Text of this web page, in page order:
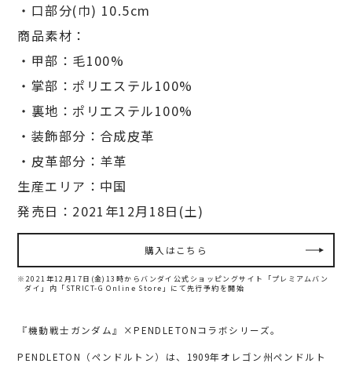
・口部分(巾) 10.5cm
商品素材：
・甲部：毛100%
・掌部：ポリエステル100%
・裏地：ポリエステル100%
・装飾部分：合成皮革
・皮革部分：羊革
生産エリア：中国
発売日：2021年12月18日(土)
購入はこちら
※2021年12月17日(金)13時からバンダイ公式ショッピングサイト「プレミアムバン
ダイ」内 「STRICT-G Online Store」にて先行予約を開始
『機動戦士ガンダム』×PENDLETONコラボシリーズ。
PENDLETON（ペンドルトン）は、1909年オレゴン州ペンドルト